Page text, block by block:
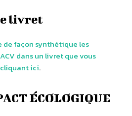
livret
façon synthétique les
dans un livret que vous
ici.
ÉCOLOGIQUE